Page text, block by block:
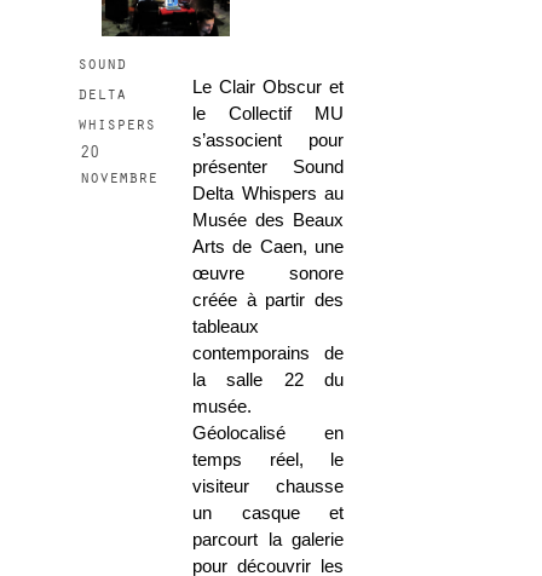
sound
delta
whispers
20
novembre
Le Clair Obscur et
le Collectif MU
s’associent pour
présenter Sound
Delta Whispers au
Musée des Beaux
Arts de Caen, une
œuvre sonore
créée à partir des
tableaux
contemporains de
la salle 22 du
musée.
Géolocalisé en
temps réel, le
visiteur chausse
un casque et
parcourt la galerie
pour découvrir les